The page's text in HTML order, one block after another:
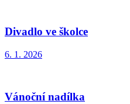
Divadlo ve školce
6. 1. 2026
Vánoční nadílka